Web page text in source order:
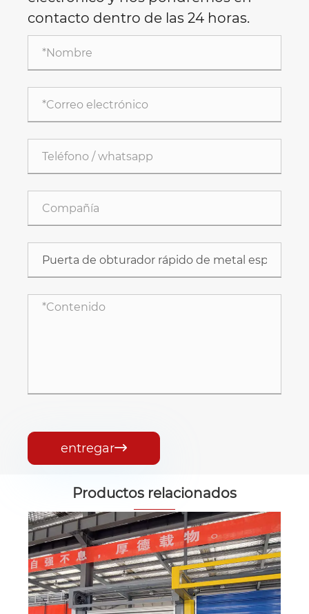
contacto dentro de las 24 horas.
entregar
Productos relacionados
Puerta espiral de alta velocidad
Ver más >>